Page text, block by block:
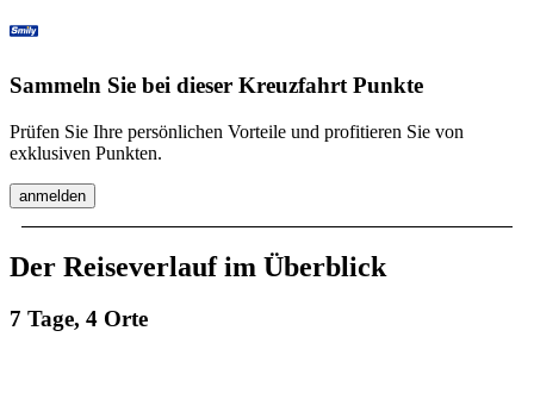
Sammeln Sie bei dieser Kreuzfahrt Punkte
Prüfen Sie Ihre persönlichen Vorteile und profitieren Sie von
exklusiven Punkten.
anmelden
Der Reiseverlauf im Überblick
7 Tage, 4 Orte